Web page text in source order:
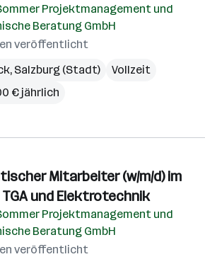
Projektmanagement und
Beratung GmbH
veröffentlicht
, Salzburg (Stadt)
Vollzeit
€ jährlich
Mitarbeiter (w/m/d) im
TGA und Elektrotechnik
Projektmanagement und
Beratung GmbH
veröffentlicht